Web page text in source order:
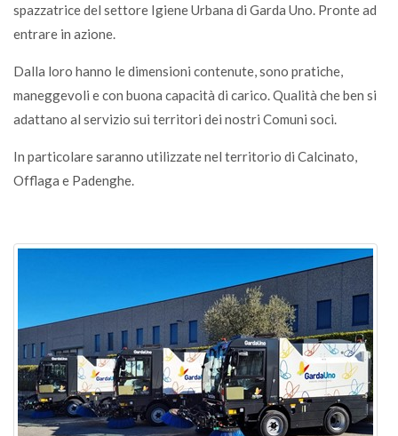
spazzatrice del settore Igiene Urbana di Garda Uno. Pronte ad
entrare in azione.
Dalla loro hanno le dimensioni contenute, sono pratiche,
maneggevoli e con buona capacità di carico. Qualità che ben si
adattano al servizio sui territori dei nostri Comuni soci.
In particolare saranno utilizzate nel territorio di Calcinato,
Offlaga e Padenghe.